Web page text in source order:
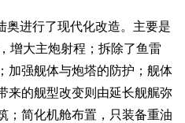
奥进行了现代化改造。主要是
增大主炮射程；拆除了鱼雷
加强舰体与炮塔的防护；舰体
来的舰型改变则由延长舰艉弥
；简化机舱布置，只装备重油